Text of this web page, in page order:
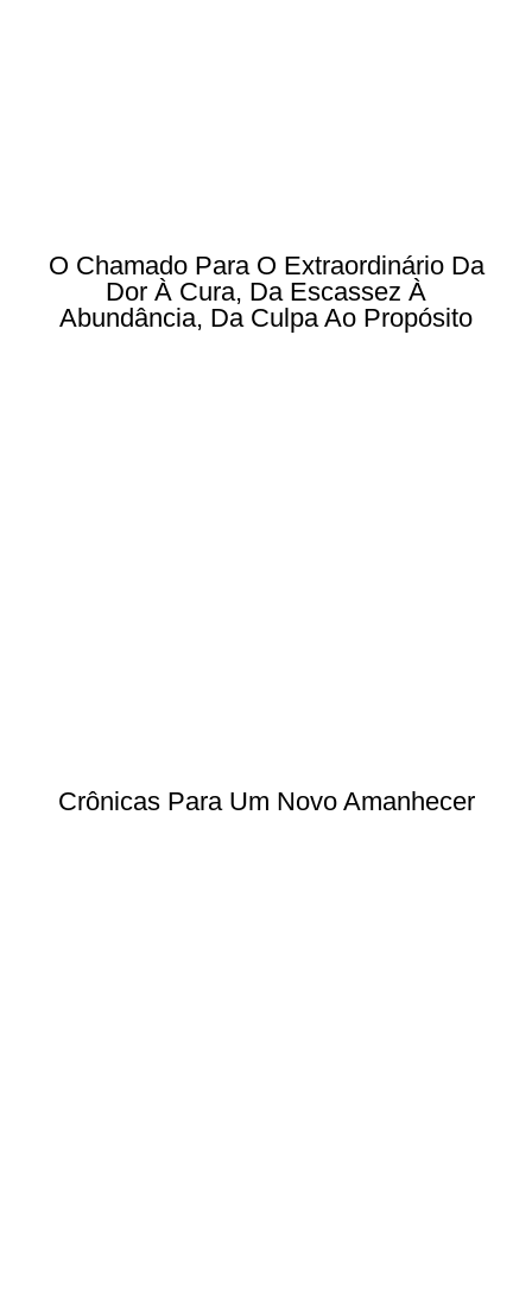
O Chamado Para O Extraordinário Da
Dor À Cura, Da Escassez À
Abundância, Da Culpa Ao Propósito
Crônicas Para Um Novo Amanhecer